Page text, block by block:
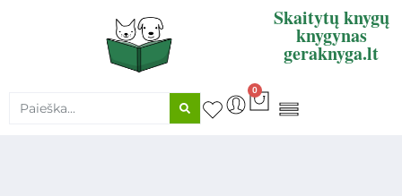
Skaitytų knygų
knygynas
geraknyga.lt
0